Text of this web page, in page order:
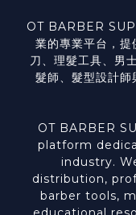
OT BARBER
業的專業平台，
刀、理髮工具、男
髮師、髮型設計師
OT BARBER
platform
industry.
distribution,
barber tools,